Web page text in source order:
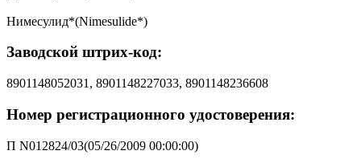
Нимесулид*(Nimesulide*)
Заводской штрих-код:
8901148052031, 8901148227033, 8901148236608
Номер регистрационного удостоверения:
П N012824/03(05/26/2009 00:00:00)